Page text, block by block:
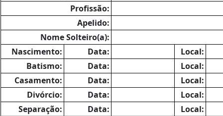
Profissão:
Apelido:
Nome Solteiro(a):
Nascimento:
Data:
Local:
Batismo:
Data:
Local:
Casamento:
Data:
Local:
Divórcio:
Data:
Local:
Separação:
Data:
Local: